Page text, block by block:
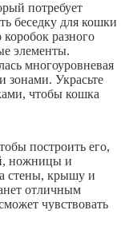
потребует
беседку для кошки
коробок разного
элементы.
многоуровневая
зонами. Украсьте
чтобы кошка
построить его,
ножницы и
стены, крышу и
отличным
чувствовать